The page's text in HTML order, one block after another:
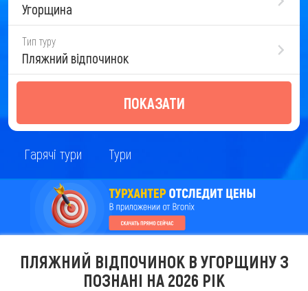
Угорщина
Тип туру
Пляжний відпочинок
ПОКАЗАТИ
Гарячі тури Тури
ПЛЯЖНИЙ ВІДПОЧИНОК В УГОРЩИНУ З
ПОЗНАНІ НА 2026 РІК